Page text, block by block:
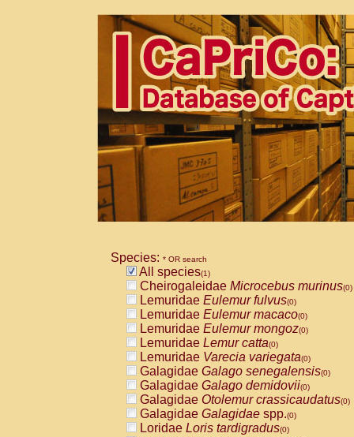
Species: * OR search
All species(1)
Cheirogaleidae Microcebus murinus(0)
Lemuridae Eulemur fulvus(0)
Lemuridae Eulemur macaco(0)
Lemuridae Eulemur mongoz(0)
Lemuridae Lemur catta(0)
Lemuridae Varecia variegata(0)
Galagidae Galago senegalensis(0)
Galagidae Galago demidovii(0)
Galagidae Otolemur crassicaudatus(0)
Galagidae Galagidae spp.(0)
Loridae Loris tardigradus(0)